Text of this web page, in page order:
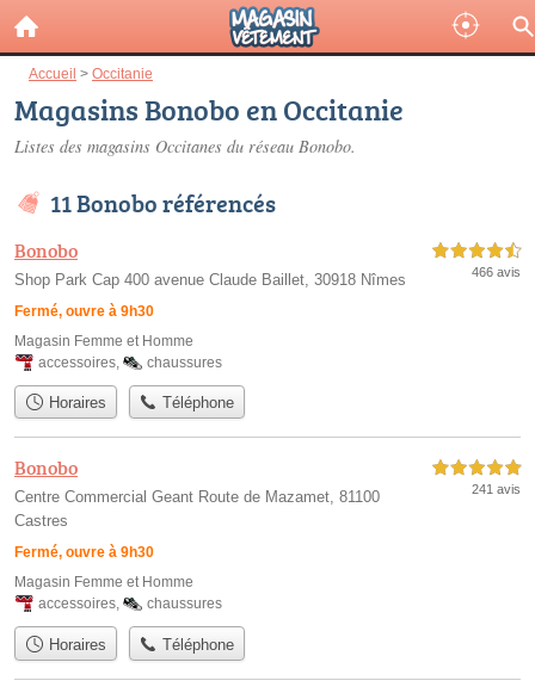
Accueil > Occitanie
Magasins Bonobo en Occitanie
Listes des magasins Occitanes du réseau Bonobo.
11 Bonobo référencés
Bonobo
Shop Park Cap 400 avenue Claude Baillet, 30918 Nîmes
Fermé, ouvre à 9h30
4,5 étoiles sur 5
466 avis
Magasin Femme et Homme
accessoires, chaussures
Horaires Téléphone
Bonobo
Centre Commercial Geant Route de Mazamet, 81100
Castres
Fermé, ouvre à 9h30
5,0 étoiles sur 5
241 avis
Magasin Femme et Homme
accessoires, chaussures
Horaires Téléphone